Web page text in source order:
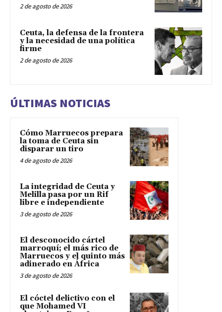
2 de agosto de 2026
Ceuta, la defensa de la frontera
y la necesidad de una política
firme
2 de agosto de 2026
ÚLTIMAS NOTICIAS
Cómo Marruecos prepara
la toma de Ceuta sin
disparar un tiro
4 de agosto de 2026
La integridad de Ceuta y
Melilla pasa por un Rif
libre e independiente
3 de agosto de 2026
El desconocido cártel
marroquí; el más rico de
Marruecos y el quinto más
adinerado en África
3 de agosto de 2026
El cóctel delictivo con el
que Mohamed VI